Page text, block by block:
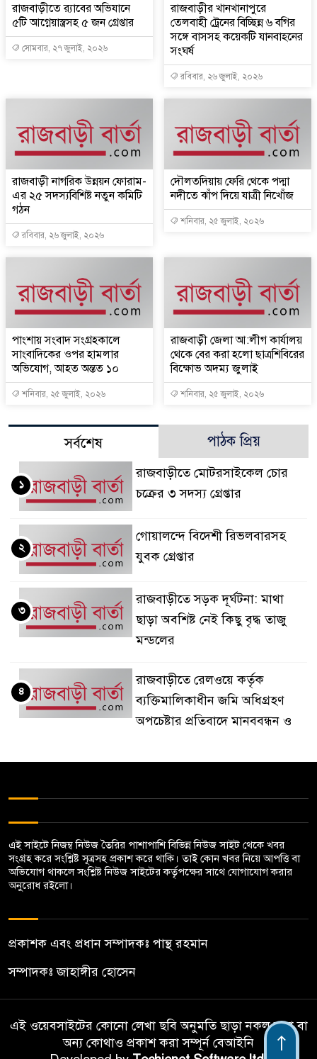
রাজবাড়ীতে র‌্যাবের অভিযানে
৫টি আগ্নেয়াস্ত্রসহ ৫ জন গ্রেপ্তার
সোমবার, ২৭ জুলাই, ২০২৬
রাজবাড়ীর খানখানাপুরে
তেলবাহী ট্রেনের বিচ্ছিন্ন ৬ বগির
সঙ্গে বাসসহ কয়েকটি যানবাহনের
সংঘর্ষ
রবিবার, ২৬ জুলাই, ২০২৬
রাজবাড়ী নাগরিক উন্নয়ন ফোরাম-
এর ২৫ সদস্যবিশিষ্ট নতুন কমিটি
গঠন
রবিবার, ২৬ জুলাই, ২০২৬
দৌলতদিয়ায় ফেরি থেকে পদ্মা
নদীতে ঝাঁপ দিয়ে যাত্রী নিখোঁজ
শনিবার, ২৫ জুলাই, ২০২৬
পাংশায় সংবাদ সংগ্রহকালে
সাংবাদিকের ওপর হামলার
অভিযোগ, আহত অন্তত ১০
শনিবার, ২৫ জুলাই, ২০২৬
রাজবাড়ী জেলা আ:লীগ কার্যালয়
থেকে বের করা হলো ছাত্রশিবিরের
বিক্ষোভ অদম্য জুলাই
শনিবার, ২৫ জুলাই, ২০২৬
সর্বশেষ পাঠক প্রিয়
রাজবাড়ীতে মোটরসাইকেল চোর
চক্রের ৩ সদস্য গ্রেপ্তার
১
গোয়ালন্দে বিদেশী রিভলবারসহ
যুবক গ্রেপ্তার
২
রাজবাড়ীতে সড়ক দূর্ঘটনা: মাথা
ছাড়া অবশিষ্ট নেই কিছু বৃদ্ধ তাজু
মন্ডলের
৩
রাজবাড়ীতে রেলওয়ে কর্তৃক
ব্যক্তিমালিকাধীন জমি অধিগ্রহণ
অপচেষ্টার প্রতিবাদে মানববন্ধন ও
৪
সিএনজি চালকের লাশ উদ্ধার
বালিয়াকান্দিতে দুই ভায়ের সংঘর্ষে
৬জন আহত, ভাংচুর ও অগ্নিসংযোগ
৬
জন খালাশ, ন্যায় বিচার না পাবার
অভি‌যোগ
৭
জন্ম বার্ষিকী উপলক্ষে দেয়া ও
আলোচনা সভা অনুষ্ঠিত
৮
এই সাইটে নিজম্ব নিউজ তৈরির পাশাপাশি বিভিন্ন নিউজ সাইট থেকে খবর
সংগ্রহ করে সংশ্লিষ্ট সূত্রসহ প্রকাশ করে থাকি। তাই কোন খবর নিয়ে আপত্তি বা
অভিযোগ থাকলে সংশ্লিষ্ট নিউজ সাইটের কর্তৃপক্ষের সাথে যোগাযোগ করার
অনুরোধ রইলো।
প্রকাশক এবং প্রধান সম্পাদকঃ পান্থ রহমান
সম্পাদকঃ জাহাঙ্গীর হোসেন
এই ওয়েবসাইটের কোনো লেখা ছবি অনুমতি ছাড়া নকল করা বা
অন্য কোথাও প্রকাশ করা সম্পূর্ন বেআইনি